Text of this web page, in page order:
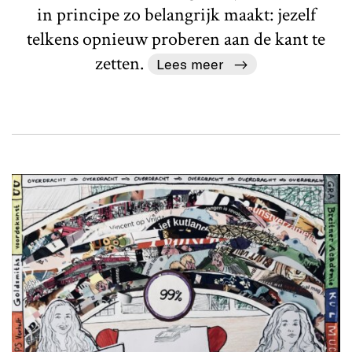
in principe zo belangrijk maakt: jezelf
telkens opnieuw proberen aan de kant te
zetten.
Lees meer